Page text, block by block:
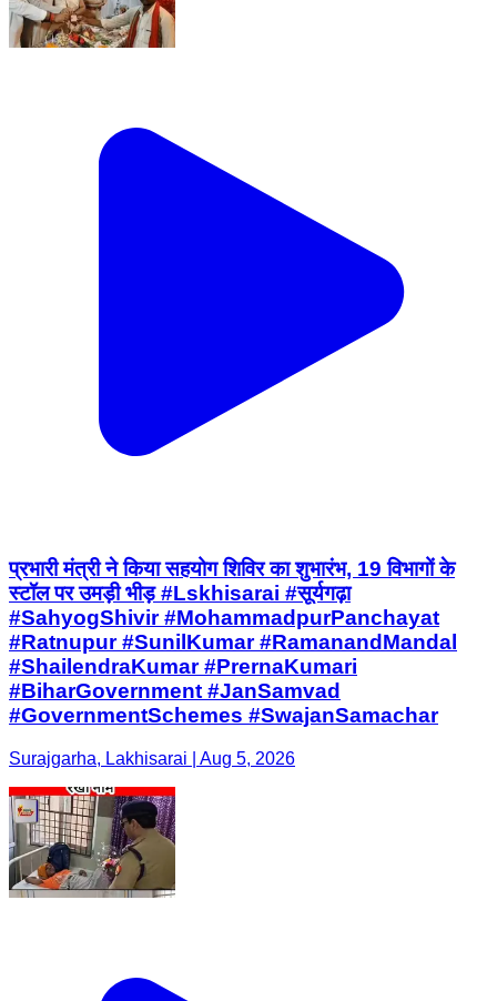
प्रभारी मंत्री ने किया सहयोग शिविर का शुभारंभ, 19 विभागों के
स्टॉल पर उमड़ी भीड़ #Lskhisarai #सूर्यगढ़ा
#SahyogShivir #MohammadpurPanchayat
#Ratnupur #SunilKumar #RamanandMandal
#ShailendraKumar #PrernaKumari
#BiharGovernment #JanSamvad
#GovernmentSchemes #SwajanSamachar
Surajgarha, Lakhisarai | Aug 5, 2026